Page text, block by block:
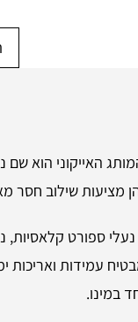
האייקוני הוא
מציעות שילוב חסר
נעלי ספורט
עמידות
במינו.